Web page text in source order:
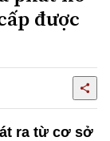
được
ra từ cơ sở